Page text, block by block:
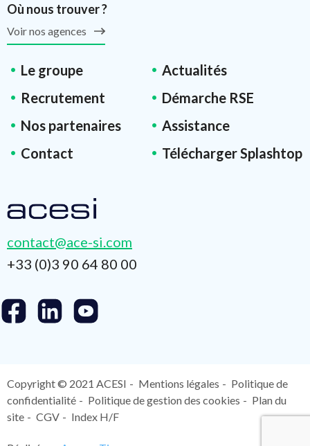
Où nous trouver ?
Voir nos agences
Le groupe
Actualités
Recrutement
Démarche RSE
Nos partenaires
Assistance
Contact
Télécharger Splashtop
contact@ace-si.com
+33 (0)3 90 64 80 00
Copyright © 2021 ACESI Mentions légales
Politique de
confidentialité
Politique de gestion des cookies
Plan du
site
CGV Index H/F